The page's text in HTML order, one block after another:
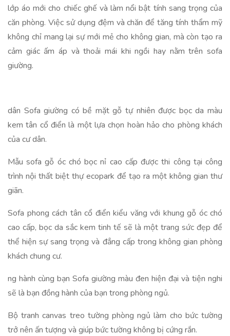
lớp áo mới cho chiếc ghế và làm nổi bật tính sang trọng của
căn phòng. Việc sử dụng đệm và chăn để tăng tính thẩm mỹ
không chỉ mang lại sự mới mẻ cho không gian, mà còn tạo ra
cảm giác ấm áp và thoải mái khi ngồi hay nằm trên sofa
giường.
dân Sofa giường có bề mặt gỗ tự nhiên được bọc da màu
kem tân cổ điển là một lựa chọn hoàn hảo cho phòng khách
của cư dân.
Mẫu sofa gỗ óc chó bọc nỉ cao cấp được thi công tại công
trình nội thất biệt thự ecopark để tạo ra một không gian thư
giãn.
Sofa phong cách tân cổ điển kiểu văng với khung gỗ óc chó
cao cấp, bọc da sắc kem tinh tế sẽ là một trang sức đẹp để
thể hiện sự sang trọng và đẳng cấp trong không gian phòng
khách chung cư.
ng hành cùng bạn Sofa giường màu đen hiện đại và tiện nghi
sẽ là bạn đồng hành của bạn trong phòng ngủ.
Bộ tranh canvas treo tường phòng ngủ làm cho bức tường
trở nên ấn tượng và giúp bức tường không bị cứng rắn.